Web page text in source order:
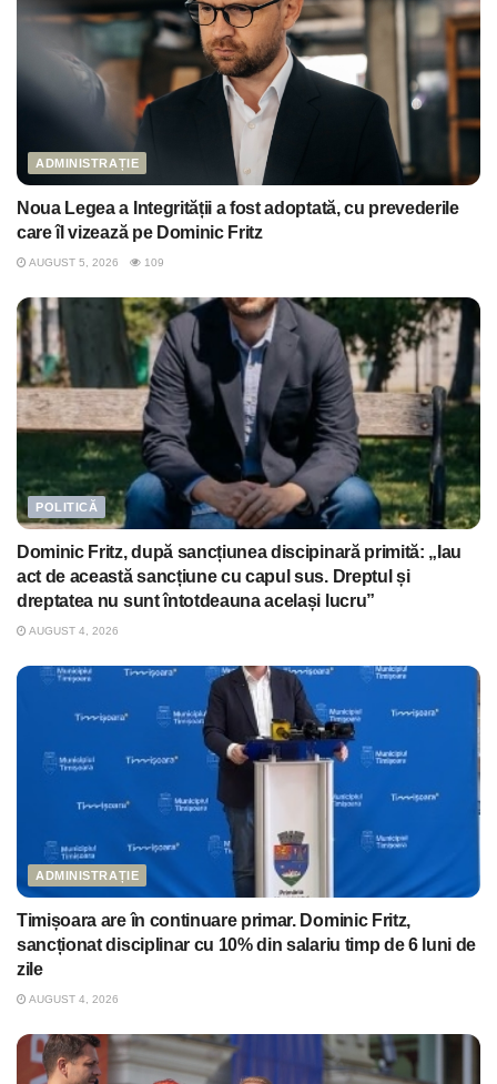
ADMINISTRAȚIE
Noua Legea a Integrității a fost adoptată, cu prevederile
care îl vizează pe Dominic Fritz
AUGUST 5, 2026 109
POLITICĂ
Dominic Fritz, după sancțiunea discipinară primită: „Iau
act de această sancțiune cu capul sus. Dreptul și
dreptatea nu sunt întotdeauna același lucru”
AUGUST 4, 2026
ADMINISTRAȚIE
Timișoara are în continuare primar. Dominic Fritz,
sancționat disciplinar cu 10% din salariu timp de 6 luni de
zile
AUGUST 4, 2026